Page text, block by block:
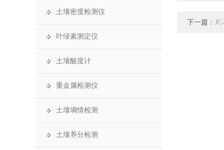
下一篇：
土壤密度检测仪
叶绿素测定仪
土壤酸度计
重金属检测仪
土壤墒情检测
土壤养分检测